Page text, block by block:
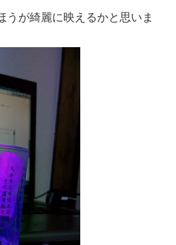
うが綺麗に映えるかと思いま